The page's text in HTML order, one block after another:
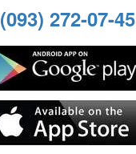
(093) 272-07-45